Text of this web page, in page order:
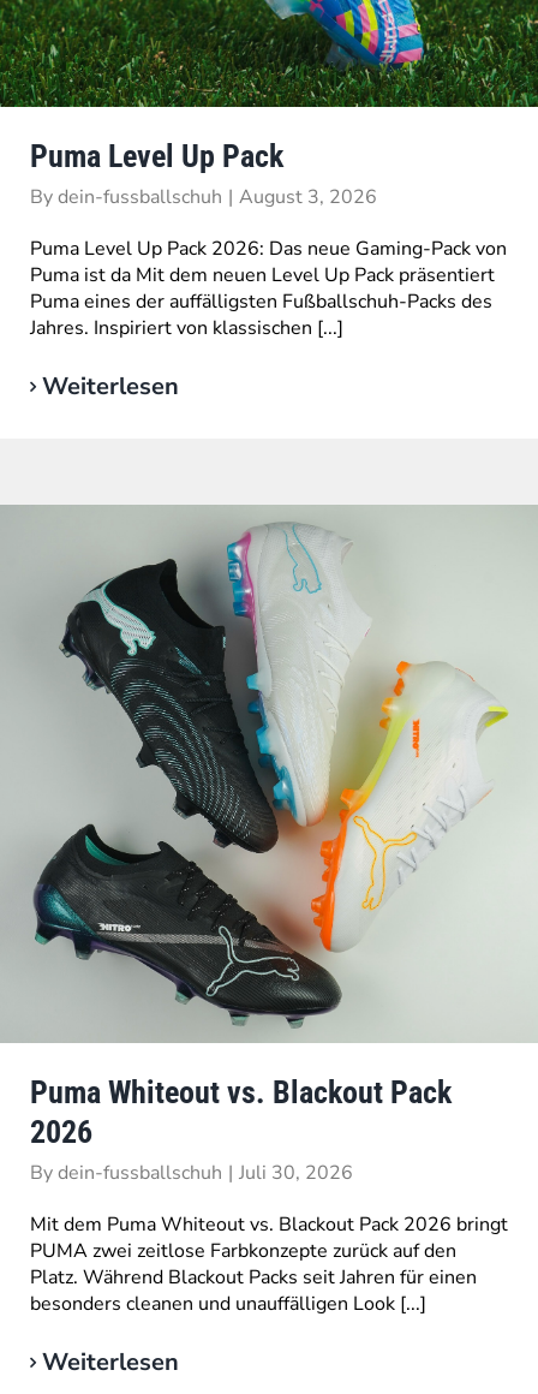
Puma Level Up Pack
Bydein-fussballschuh | August 3, 2026
Puma Level Up Pack 2026: Das neue Gaming-Pack von
Puma ist da Mit dem neuen Level Up Pack präsentiert
Puma eines der auffälligsten Fußballschuh-Packs des
Jahres. Inspiriert von klassischen [...]
Weiterlesen
Puma Whiteout vs. Blackout Pack
2026
Bydein-fussballschuh | Juli 30, 2026
Mit dem Puma Whiteout vs. Blackout Pack 2026 bringt
PUMA zwei zeitlose Farbkonzepte zurück auf den
Platz. Während Blackout Packs seit Jahren für einen
besonders cleanen und unauffälligen Look [...]
Weiterlesen